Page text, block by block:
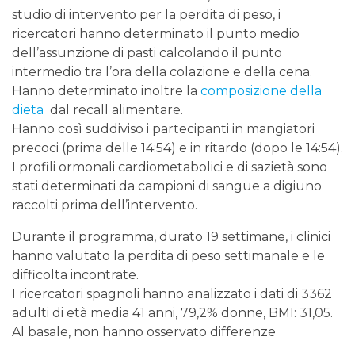
studio di intervento per la perdita di peso, i
ricercatori hanno determinato il punto medio
dell’assunzione di pasti calcolando il punto
intermedio tra l’ora della colazione e della cena.
Hanno determinato inoltre la composizione della
dieta dal recall alimentare.
Hanno così suddiviso i partecipanti in mangiatori
precoci (prima delle 14:54) e in ritardo (dopo le 14:54).
I profili ormonali cardiometabolici e di sazietà sono
stati determinati da campioni di sangue a digiuno
raccolti prima dell’intervento.
Durante il programma, durato 19 settimane, i clinici
hanno valutato la perdita di peso settimanale e le
difficolta incontrate.
I ricercatori spagnoli hanno analizzato i dati di 3362
adulti di età media 41 anni, 79,2% donne, BMI: 31,05.
Al basale, non hanno osservato differenze